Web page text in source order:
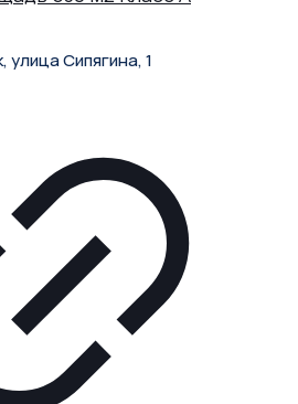
улица Сипягина, 1